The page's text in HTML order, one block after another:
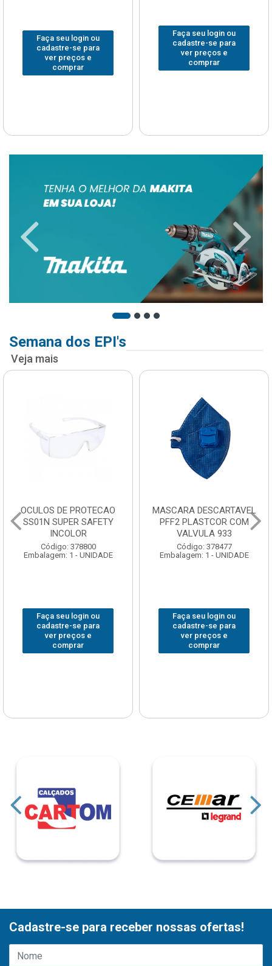
Faça seu login ou
cadastre-se para
ver preços e
comprar
Faça seu login ou
cadastre-se para
ver preços e
comprar
Semana dos EPI's
Veja mais
OCULOS DE PROTECAO
SS01N SUPER SAFETY
INCOLOR
Código: 378800
Embalagem: 1 - UNIDADE
Faça seu login ou
cadastre-se para
ver preços e
comprar
MASCARA DESCARTAVEL
PFF2 PLASTCOR COM
VALVULA 933
Código: 378477
Embalagem: 1 - UNIDADE
Faça seu login ou
cadastre-se para
ver preços e
comprar
Cadastre-se para receber nossas ofertas!